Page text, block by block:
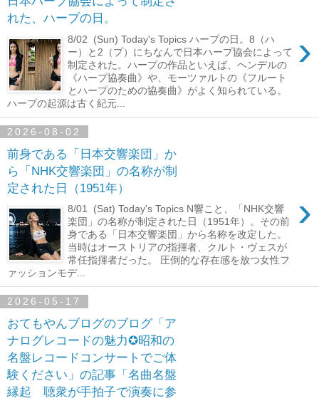
れた、ハープの日。
›
8/02 (Sun) Today's Topics ハープの日。8（ハ
ー）と2（プ）にちなんで日本ハープ協会によって
制定された。ハープの作品といえば、ヘンデルの
《ハープ協奏曲》や、モーツァルトの《フルート
とハープのための協奏曲》がよく知られている。
ハープの起源は古く紀元...
2026-08-02
前身である「日本交響楽団」か
ら「NHK交響楽団」の名称が制
定された日（1951年）
›
8/01 (Sat) Today's Topics N響こと、「NHK交響
楽団」の名称が制定された日（1951年）。その前
身である「日本交響楽団」から名称を改定した。
当時はオーストリアの指揮者、クルト・ヴェスが
常任指揮者だった。 圧倒的な存在感を放つ女性フ
ァッションモデ...
2026-05-17
おてもやんブログのブログ「ア
ナログレコードの魅力✪昭和の
名盤レコードコンサートでご体
験ください」の記事「名曲名盤
縁起 聴衆が手拍子で演奏に参